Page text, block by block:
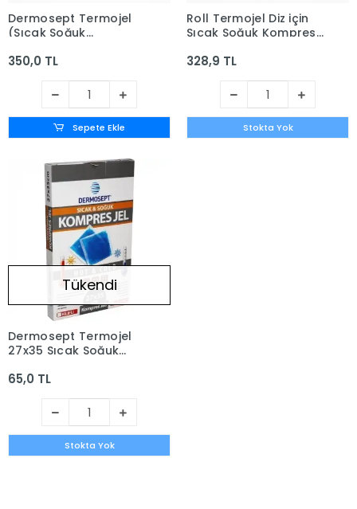
Dermosept Termojel
(Sıcak Soğuk
13cm x 13cm - 10 Adet
350,0 TL
Sepete Ekle
Roll Termojel Diz için
Sıcak Soğuk Kompres
328,9 TL
Stokta Yok
Tükendi
Dermosept Termojel
27x35 Sıcak Soğuk
65,0 TL
Stokta Yok